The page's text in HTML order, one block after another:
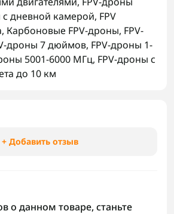
с дневной камерой, FPV
, Карбоновые FPV-дроны, FPV-
дроны 7 дюймов, FPV-дроны 1-
5001-6000 МГц, FPV-дроны с
до 10 км
+ Добавить отзыв
о данном товаре, станьте